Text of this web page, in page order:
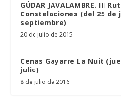
GÚDAR JAVALAMBRE. III
Constelaciones (del 25 de
septiembre)
20 de julio de 2015
Cenas Gayarre La Nuit
julio)
8 de julio de 2016